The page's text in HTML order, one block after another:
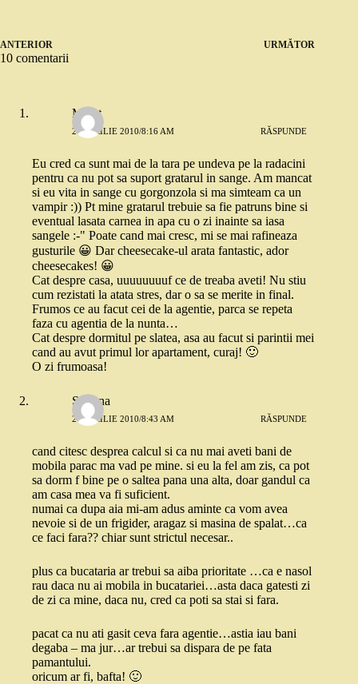
ANTERIOR URMĂTOR
10 comentarii
Merat
20 APRILIE 2010/8:16 AM RĂSPUNDE
Eu cred ca sunt mai de la tara pe undeva pe la radacini
pentru ca nu pot sa suport gratarul in sange. Am mancat
si eu vita in sange cu gorgonzola si ma simteam ca un
vampir :)) Pt mine gratarul trebuie sa fie patruns bine si
eventual lasata carnea in apa cu o zi inainte sa iasa
sangele :-" Poate cand mai cresc, mi se mai rafineaza
gusturile 😀 Dar cheesecake-ul arata fantastic, ador
cheesecakes! 😀
Cat despre casa, uuuuuuuuf ce de treaba aveti! Nu stiu
cum rezistati la atata stres, dar o sa se merite in final.
Frumos ce au facut cei de la agentie, parca se repeta
faza cu agentia de la nunta…
Cat despre dormitul pe slatea, asa au facut si parintii mei
cand au avut primul lor apartament, curaj! 🙂
O zi frumoasa!
Simona
20 APRILIE 2010/8:43 AM RĂSPUNDE
cand citesc desprea calcul si ca nu mai aveti bani de
mobila parac ma vad pe mine. si eu la fel am zis, ca pot
sa dorm f bine pe o saltea pana una alta, doar gandul ca
am casa mea va fi suficient.
numai ca dupa aia mi-am adus aminte ca vom avea
nevoie si de un frigider, aragaz si masina de spalat…ca
ce faci fara?? chiar sunt strictul necesar..
plus ca bucataria ar trebui sa aiba prioritate …ca e nasol
rau daca nu ai mobila in bucatariei…asta daca gatesti zi
de zi ca mine, daca nu, cred ca poti sa stai si fara.
pacat ca nu ati gasit ceva fara agentie…astia iau bani
degaba – ma jur…ar trebui sa dispara de pe fata
pamantului.
oricum ar fi, bafta! 🙂